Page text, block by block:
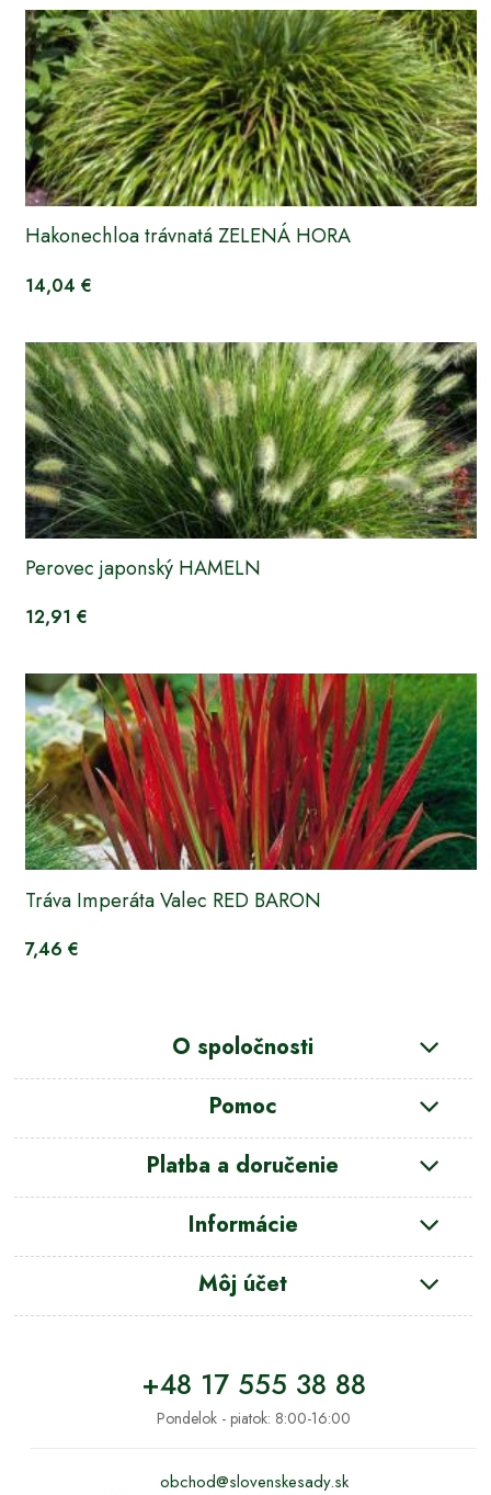
Hakonechloa trávnatá ZELENÁ HORA
14,04 €
Perovec japonský HAMELN
12,91 €
Tráva Imperáta Valec RED BARON
7,46 €
O spoločnosti
Pomoc
Platba a doručenie
Informácie
Môj účet
+48 17 555 38 88
Pondelok - piatok: 8:00-16:00
obchod@slovenskesady.sk